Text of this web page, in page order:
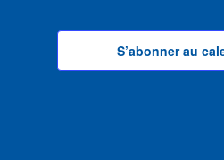
S’abonner au